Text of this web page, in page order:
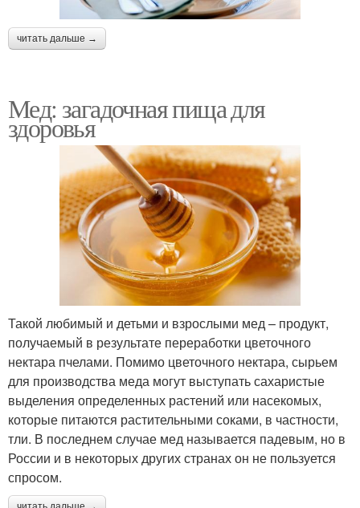
читать дальше →
Мед: загадочная пища для
здоровья
Такой любимый и детьми и взрослыми мед – продукт,
получаемый в результате переработки цветочного
нектара пчелами. Помимо цветочного нектара, сырьем
для производства меда могут выступать сахаристые
выделения определенных растений или насекомых,
которые питаются растительными соками, в частности,
тли. В последнем случае мед называется падевым, но в
России и в некоторых других странах он не пользуется
спросом.